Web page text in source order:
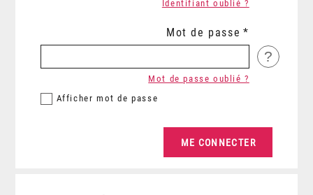
Identifiant oublié ?
Mot de passe
?
Afficher mot de passe
Mot de passe oublié ?